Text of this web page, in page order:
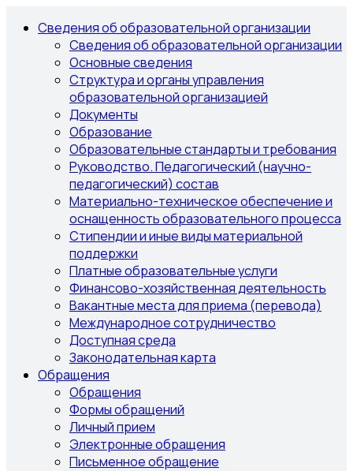
Сведения об образовательной организации
Сведения об образовательной организации
Основные сведения
Структура и органы управления
образовательной организацией
Документы
Образование
Образовательные стандарты и требования
Руководство. Педагогический (научно-
педагогический) состав
Материально-техническое обеспечение и
оснащенность образовательного процесса
Стипендии и иные виды материальной
поддержки
Платные образовательные услуги
Финансово-хозяйственная деятельность
Вакантные места для приема (перевода)
Международное сотрудничество
Доступная среда
Законодательная карта
Обращения
Обращения
Формы обращений
Личный прием
Электронные обращения
Письменное обращение